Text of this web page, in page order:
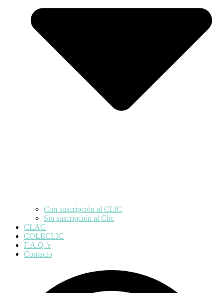
Con suscripción al CLIC
Sin suscripción al Clic
CLAC
COLECLIC
F.A.Q.’s
Contacto